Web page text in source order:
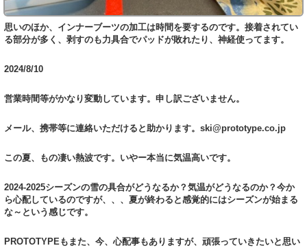
思いのほか、インナーブーツの加工は時間を要するのです。接着されてい
る部分が多く、剥すのも力具合でパッドが敗れたり、神経使ってます。
2024/8/10
営業時間等がかなり変動しています。申し訳ございません。
メール、携帯等に連絡いただけると助かります。ski@prototype.co.jp
この夏、もの凄い熱波です。いやー本当に気温高いです。
2024-2025シーズンの雪の具合がどうなるか？気温がどうなるのか？今か
ら心配しているのですが、、、夏が終わると感覚的にはシーズンが始まる
な～という感じです。
PROTOTYPEもまた、今、心配事もありますが、頑張っていきたいと思い